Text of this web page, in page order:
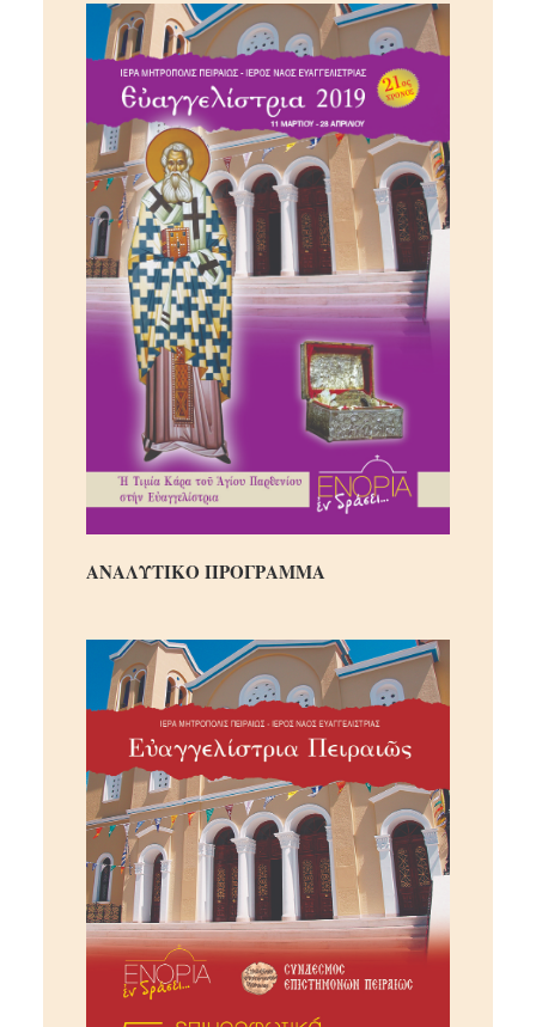
ΑΝΑΛΥΤΙΚΟ ΠΡΟΓΡΑΜΜΑ